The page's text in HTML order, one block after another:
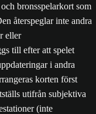
bronsspelarkort som
återspeglar inte andra
eller
till efter att spelet
i andra
korten först
utifrån subjektiva
(inte